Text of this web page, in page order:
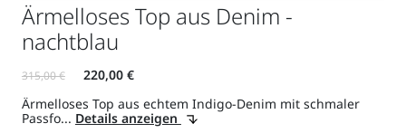
Ärmelloses Top aus Denim -
nachtblau
Ärmelloses Top aus echtem Indigo-Denim mit schmaler
Passfo... Details anzeigen